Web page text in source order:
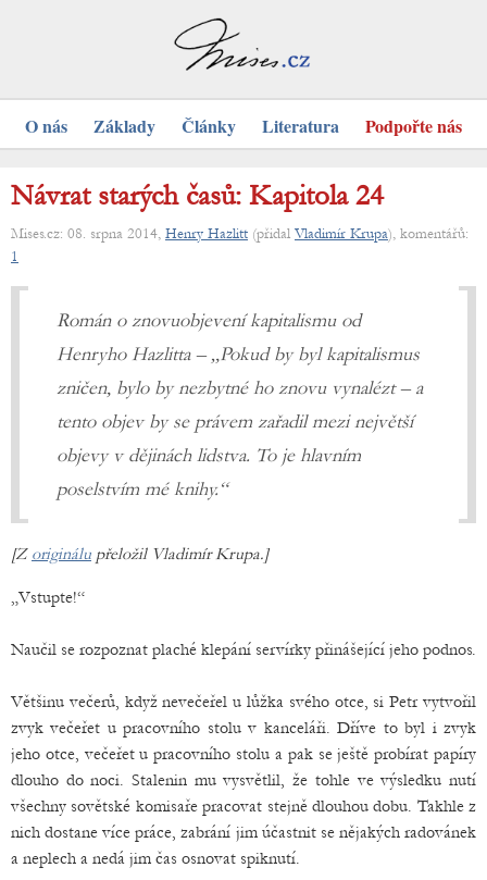
O nás Základy Články Literatura Podpořte nás
Návrat starých časů: Kapitola 24
Mises.cz: 08. srpna 2014, Henry Hazlitt (přidal Vladimír Krupa), komentářů:
1
Román o znovuobjevení kapitalismu od
Henryho Hazlitta – „Pokud by byl kapitalismus
zničen, bylo by nezbytné ho znovu vynalézt – a
tento objev by se právem zařadil mezi největší
objevy v dějinách lidstva. To je hlavním
poselstvím mé knihy.“
[Z originálu přeložil Vladimír Krupa.]
„Vstupte!“
Naučil se rozpoznat plaché klepání servírky přinášející jeho podnos.
Většinu večerů, když nevečeřel u lůžka svého otce, si Petr vytvořil
zvyk večeřet u pracovního stolu v kanceláři. Dříve to byl i zvyk
jeho otce, večeřet u pracovního stolu a pak se ještě probírat papíry
dlouho do noci. Stalenin mu vysvětlil, že tohle ve výsledku nutí
všechny sovětské komisaře pracovat stejně dlouhou dobu. Takhle z
nich dostane více práce, zabrání jim účastnit se nějakých radovánek
a neplech a nedá jim čas osnovat spiknutí.